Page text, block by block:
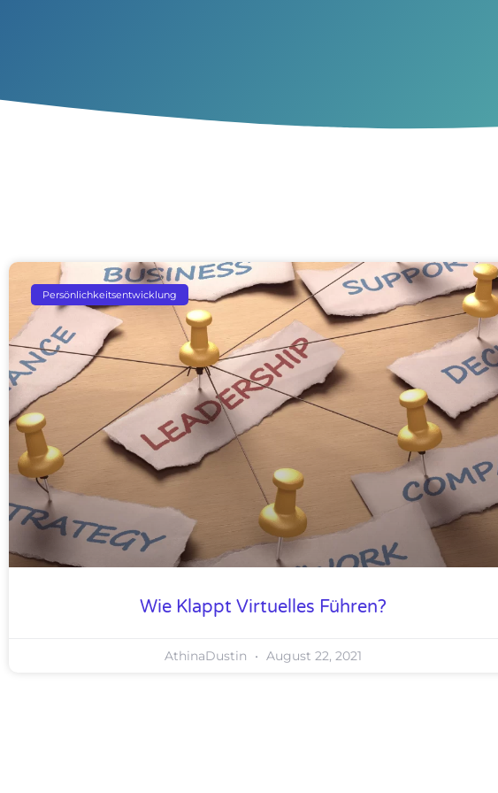
Persönlichkeitsentwicklung
Wie Klappt Virtuelles Führen?
AthinaDustin August 22, 2021